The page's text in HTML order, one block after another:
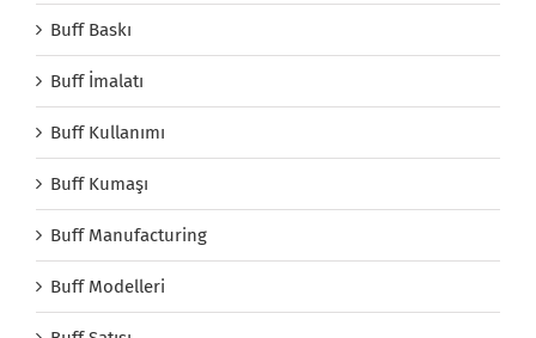
Buff Baskı
Buff İmalatı
Buff Kullanımı
Buff Kumaşı
Buff Manufacturing
Buff Modelleri